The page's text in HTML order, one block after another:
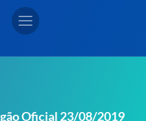
Oficial 23/08/2019